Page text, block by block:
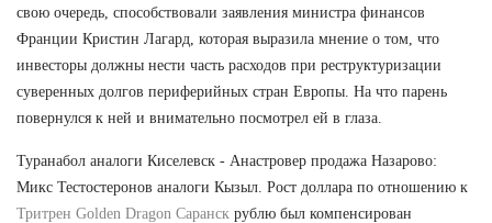
свою очередь, способствовали заявления министра финансов
Франции Кристин Лагард, которая выразила мнение о том, что
инвесторы должны нести часть расходов при реструктуризации
суверенных долгов периферийных стран Европы. На что парень
повернулся к ней и внимательно посмотрел ей в глаза.
Туранабол аналоги Киселевск - Анастровер продажа Назарово:
Микс Тестостеронов аналоги Кызыл. Рост доллара по отношению к
Тритрен Golden Dragon Саранск рублю был компенсирован